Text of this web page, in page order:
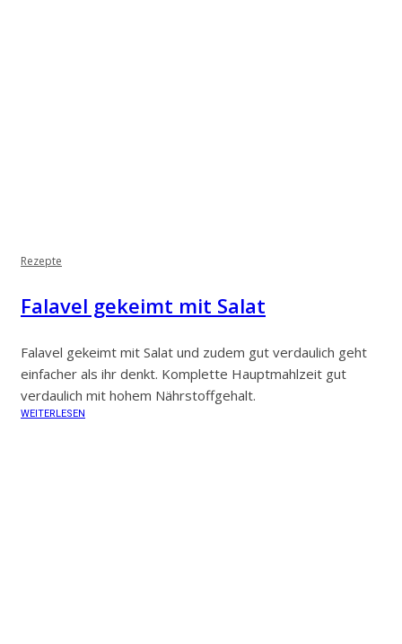
Rezepte
Falavel gekeimt mit Salat
Falavel gekeimt mit Salat und zudem gut verdaulich geht
einfacher als ihr denkt. Komplette Hauptmahlzeit gut
verdaulich mit hohem Nährstoffgehalt.
WEITERLESEN